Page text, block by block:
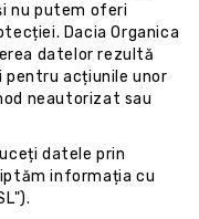
nu putem oferi
Dacia Organica
datelor rezultă
pentru acțiunile unor
neautorizat sau
datele prin
informația cu